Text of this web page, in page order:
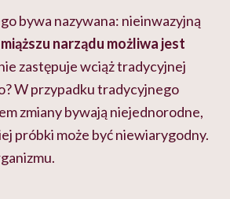
bywa nazywana: nieinwazyjną
narządu możliwa jest
zastępuje wciąż tradycyjnej
W przypadku tradycyjnego
zmiany bywają niejednorodne,
próbki może być niewiarygodny.